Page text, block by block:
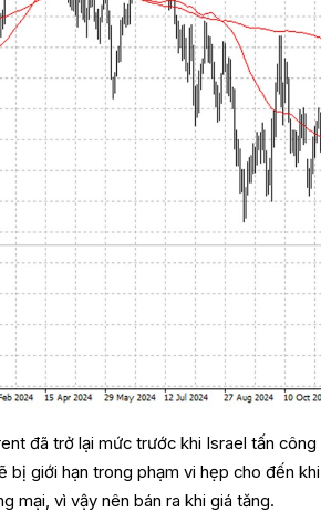
đã trở lại mức trước khi Israel tấn công
bị giới hạn trong phạm vi hẹp cho đến
mại, vì vậy nên bán ra khi giá tăng.